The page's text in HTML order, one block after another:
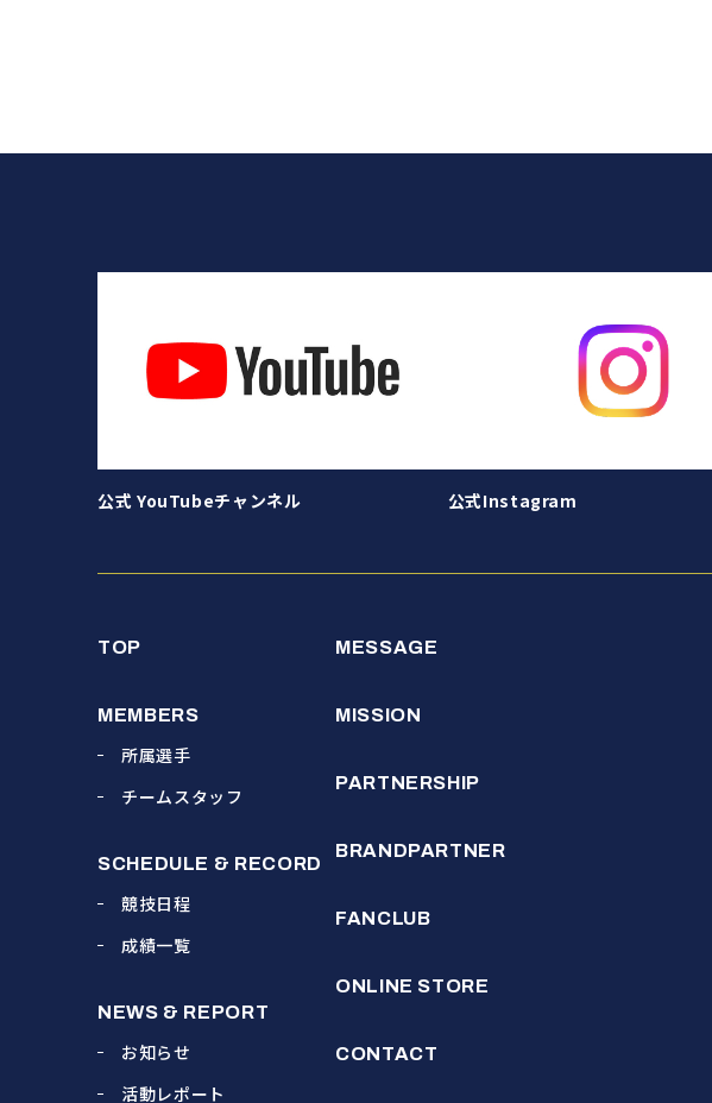
公式 YouTubeチャンネル 公式Instagram
TOP
MEMBERS
所属選手
チームスタッフ
SCHEDULE & RECORD
競技日程
成績一覧
NEWS & REPORT
お知らせ
活動レポート
MESSAGE
MISSION
PARTNERSHIP
BRANDPARTNER
FANCLUB
ONLINE STORE
CONTACT